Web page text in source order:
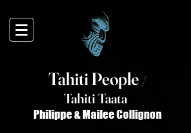
Tahiti People /
Tahiti Taata
Philippe & Mailee Collignon